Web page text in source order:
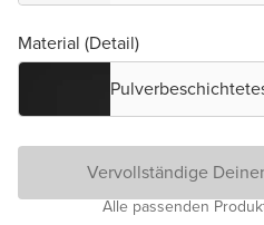
Material (Detail)
Vervollständige
Alle passenden